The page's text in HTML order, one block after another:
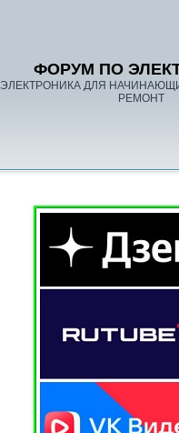
ФОРУМ ПО
ДЛЯ
РЕМОНТ